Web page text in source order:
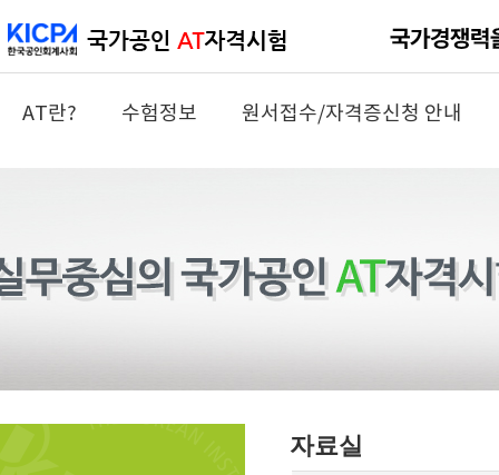
AT란? 수험정보 원서접수/자격증신청 안내
자료실